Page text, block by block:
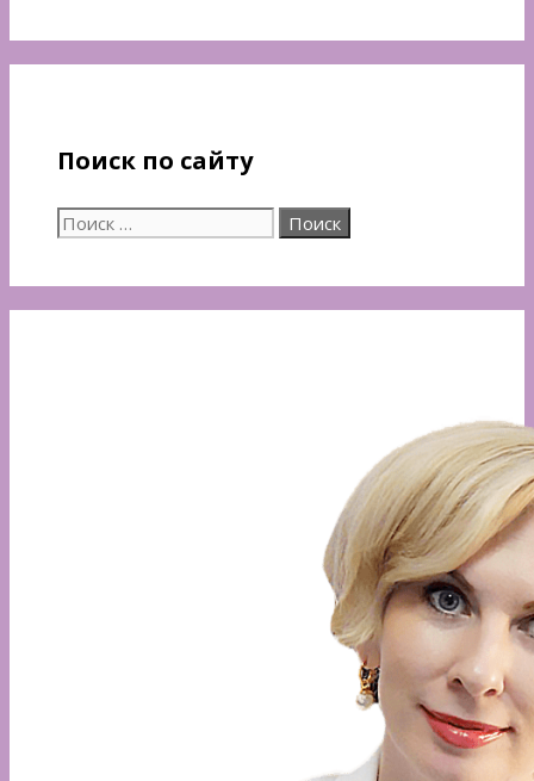
Поиск по сайту
Поиск: